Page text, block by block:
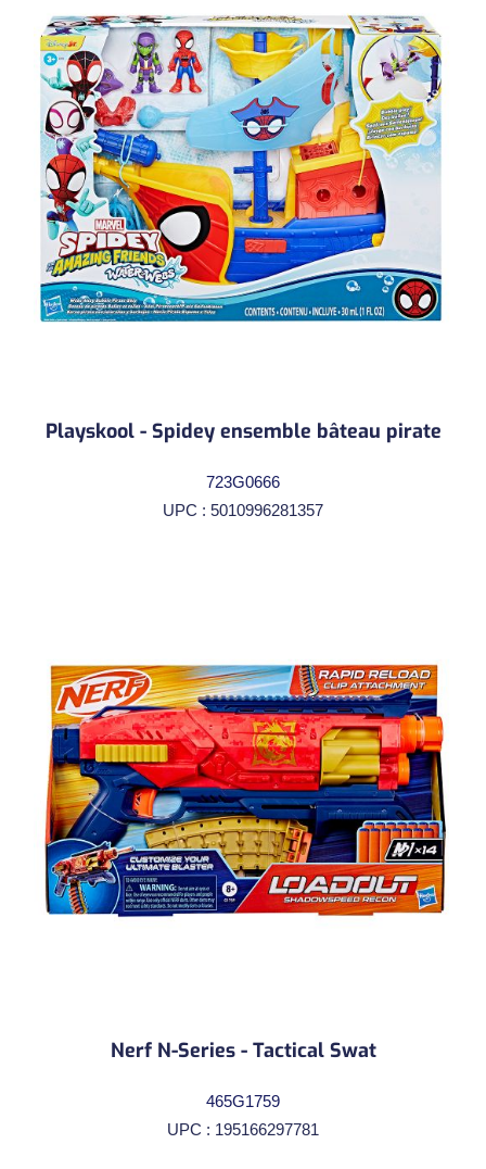
Playskool - Spidey ensemble bâteau pirate
723G0666
UPC : 5010996281357
Nerf N-Series - Tactical Swat
465G1759
UPC : 195166297781